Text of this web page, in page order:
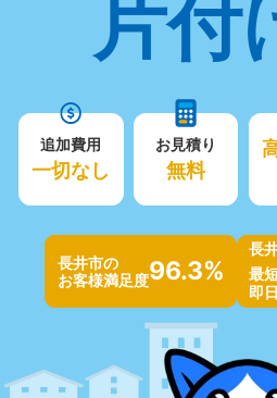
片付
追加費用
一切なし
お見積り
無料
長井市の
お客様満足度96.3%
長
最
即